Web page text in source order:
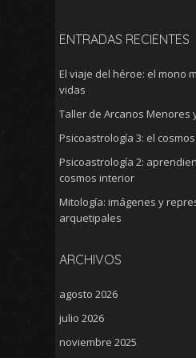
ENTRADAS RECIENTES
El viaje del héroe: el mono
vidas
Taller de Arcanos Menores
Psicoastrología 3: el
Psicoastrología 2:
cosmos interior
Mitología: imágenes y
arquetipales
ARCHIVOS
agosto 2026
julio 2026
noviembre 2025